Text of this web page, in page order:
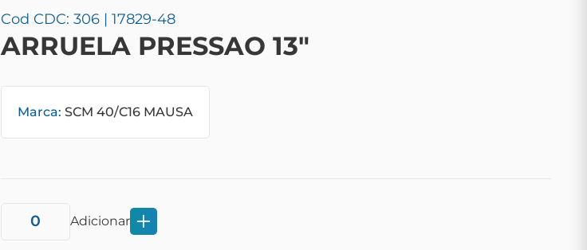
Cod CDC: 306 | 17829-48
ARRUELA PRESSAO 13"
Marca: SCM 40/C16 MAUSA
Adicionar